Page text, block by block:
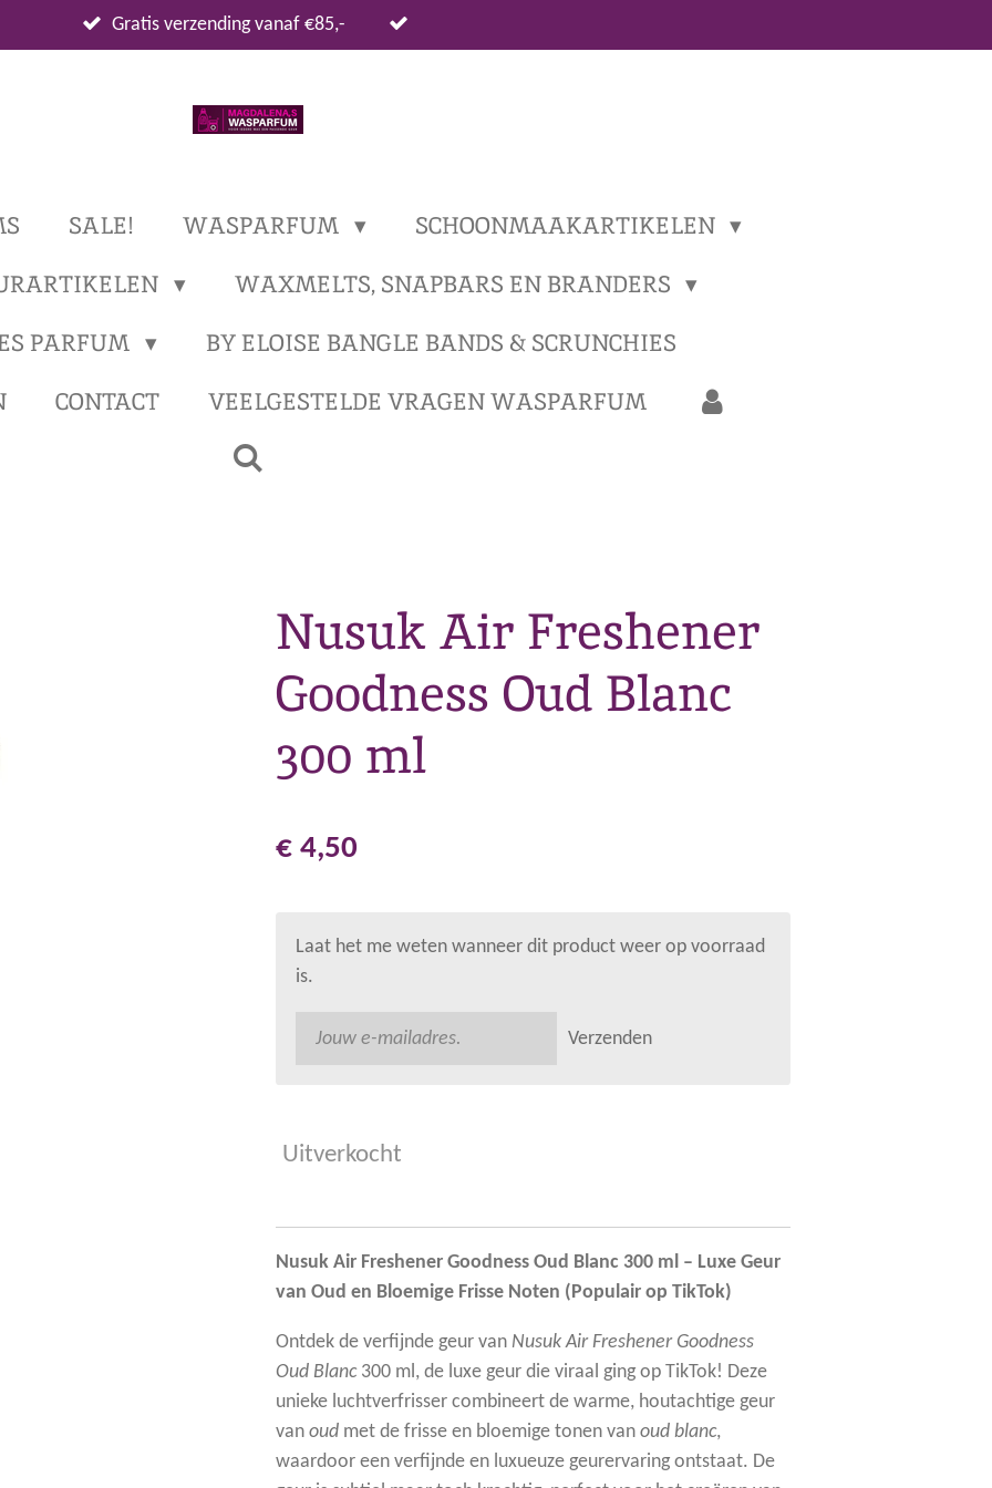
Gratis verzending vanaf €85,-
SALE! WASPARFUM
SCHOONMAAKARTIKELEN
WAXMELTS, SNAPBARS EN BRANDERS
PARFUM
BY ELOISE BANGLE BANDS & SCRUNCHIES
CONTACT VEELGESTELDE VRAGEN WASPARFUM
Nusuk Air Freshener
Goodness Oud Blanc
300 ml
€ 4,50
Laat het me weten wanneer dit product weer op voorraad
is.
Verzenden
Uitverkocht
Nusuk Air Freshener Goodness Oud Blanc 300 ml – Luxe Geur
van Oud en Bloemige Frisse Noten (Populair op TikTok)
Ontdek de verfijnde geur van Nusuk Air Freshener Goodness
Oud Blanc300 ml, de luxe geur die viraal ging op TikTok! Deze
unieke luchtverfrisser combineert de warme, houtachtige geur
van oud met de frisse en bloemige tonen van oud blanc,
waardoor een verfijnde en luxueuze geurervaring ontstaat. De